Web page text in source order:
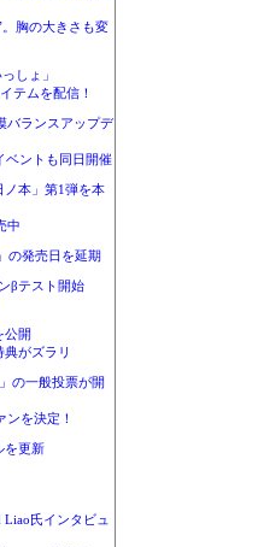
胸の大きさも変
しょ」
テムを配信！
バランスアップデ
ベントも同日開催
ノ本」第1弾を本
中
の発売日を延期
βテスト開始
公開
がズラリ
の一般投票が開
を決定！
を更新
Liao氏インタビュ